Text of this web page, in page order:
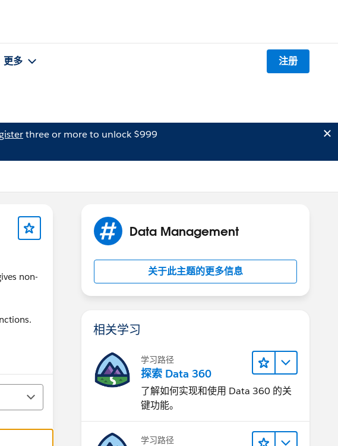
更多 注册
three or more to unlock $999
non-
Data Management
关于此主题的更多信息
相关学习
学习路径
探索 Data 360
了解如何实现和使用 Data 360 的关
键功能。
学习路径